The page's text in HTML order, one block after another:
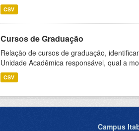
CSV
Cursos de Graduação
Relação de cursos de graduação,
Unidade Acadêmica responsável, qual a
CSV
Campus